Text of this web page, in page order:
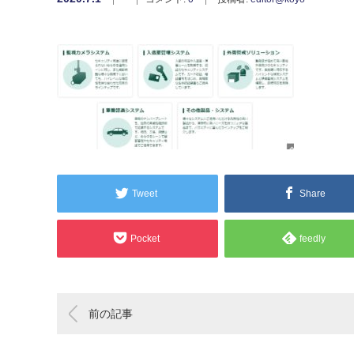
Tweet Share
Pocket feedly
前の記事